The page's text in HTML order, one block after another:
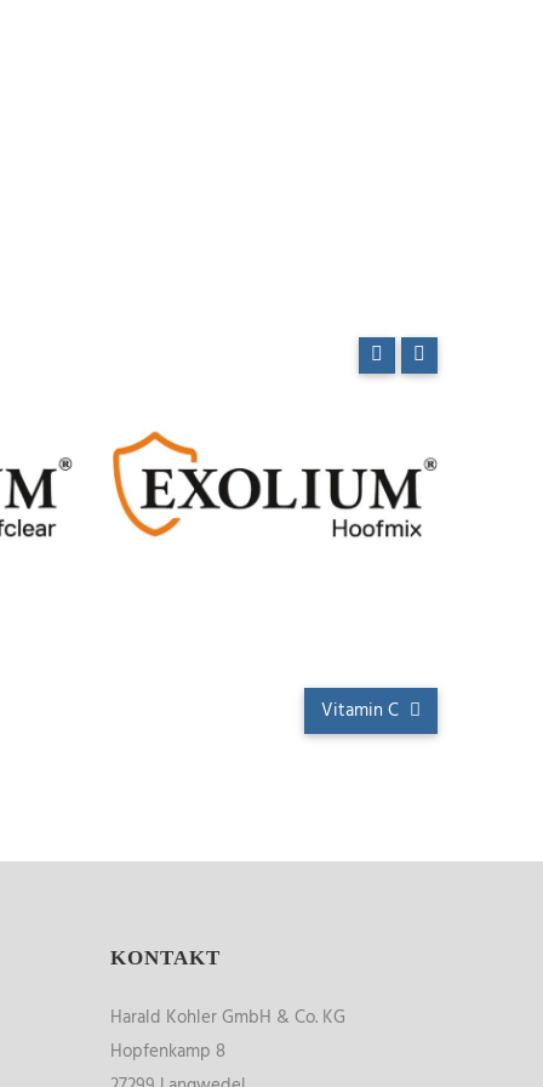
Vitamin C
KONTAKT
Harald Kohler GmbH & Co. KG
Hopfenkamp 8